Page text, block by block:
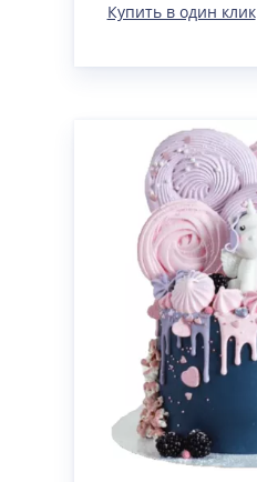
Купить в один клик